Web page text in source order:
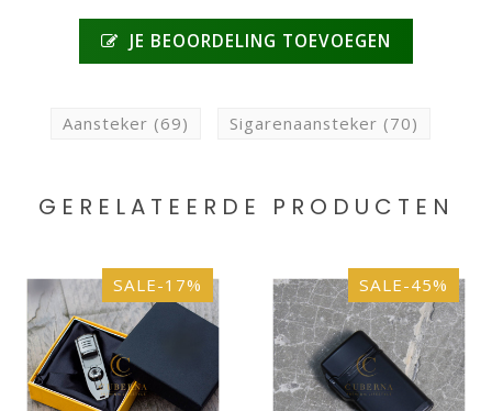
JE BEOORDELING TOEVOEGEN
Aansteker (69) Sigarenaansteker (70)
GERELATEERDE PRODUCTEN
SALE-17% SALE-45%